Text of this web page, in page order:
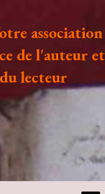
association
de l'auteur et
lecteur